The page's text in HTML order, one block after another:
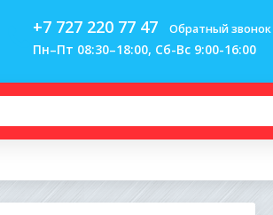
+7 727 220 77 47 Обратный звонок
Пн–Пт 08:30–18:00, Сб-Вс 9:00-16:00